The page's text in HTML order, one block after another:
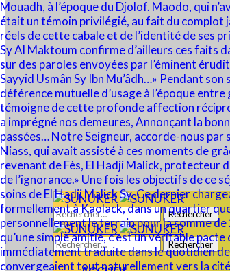
Rechercher :
Rechercher :